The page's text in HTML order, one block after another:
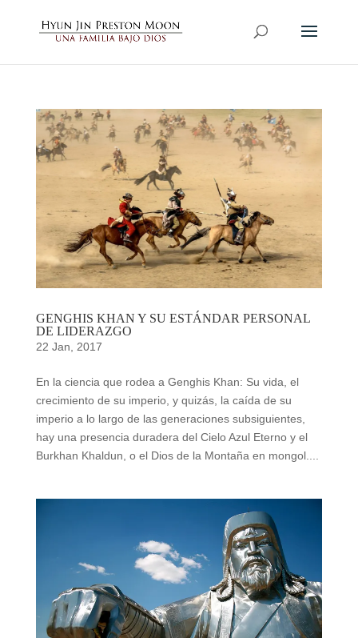
GENGHIS KHAN Y SU ESTÁNDAR PERSONAL
DE LIDERAZGO
22 Jan, 2017
En la ciencia que rodea a Genghis Khan: Su vida, el
crecimiento de su imperio, y quizás, la caída de su
imperio a lo largo de las generaciones subsiguientes,
hay una presencia duradera del Cielo Azul Eterno y el
Burkhan Khaldun, o el Dios de la Montaña en mongol....